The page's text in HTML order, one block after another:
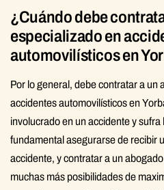
¿Cuándo debe
especializado en
automovilísticos en
Por lo general, debe contratar a un
accidentes automovilísticos en
involucrado en un accidente y
fundamental asegurarse de recibir
accidente, y contratar a un
muchas más posibilidades de